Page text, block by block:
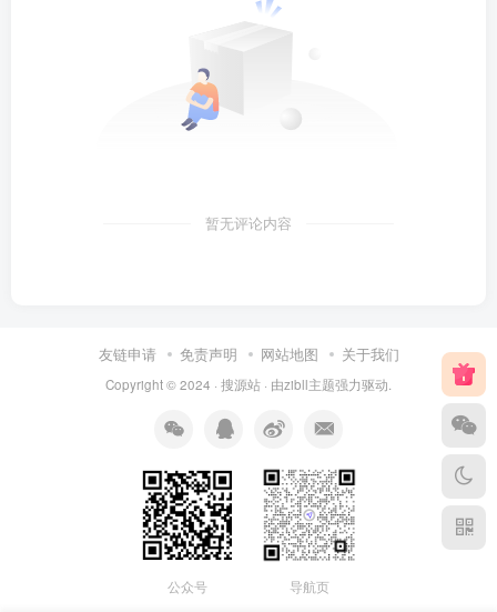
暂无评论内容
友链申请 免责声明 网站地图 关于我们
Copyright © 2024 · 搜源站 · 由zibll主题强力驱动.
公众号 导航页